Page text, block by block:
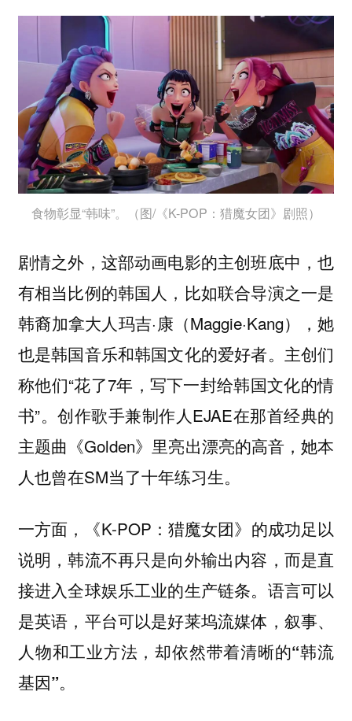
食物彰显“韩味”。（图/《K-POP：猎魔女团》剧照）
剧情之外，这部动画电影的主创班底中，也
有相当比例的韩国人，比如联合导演之一是
韩裔加拿大人玛吉·康（Maggie·Kang），她
也是韩国音乐和韩国文化的爱好者。主创们
称他们“花了7年，写下一封给韩国文化的情
书”。创作歌手兼制作人EJAE在那首经典的
主题曲《Golden》里亮出漂亮的高音，她本
人也曾在SM当了十年练习生。
一方面，《K-POP：猎魔女团》的成功足以
说明，韩流不再只是向外输出内容，而是直
接进入全球娱乐工业的生产链条。语言可以
是英语，平台可以是好莱坞流媒体， 叙事、
人物和工业方法，却依然带着清晰的“韩流
基因”。